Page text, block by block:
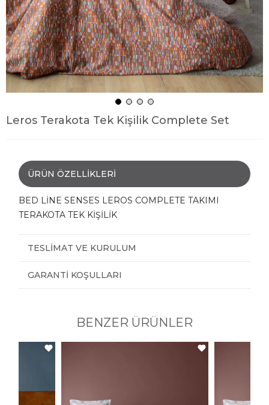
Leros Terakota Tek Kişilik Complete Set
ÜRÜN ÖZELLIKLERI
BED LİNE SENSES LEROS COMPLETE TAKIMI
TERAKOTA TEK KİŞİLİK
TESLIMAT VE KURULUM
GARANTI KOŞULLARI
BENZER ÜRÜNLER